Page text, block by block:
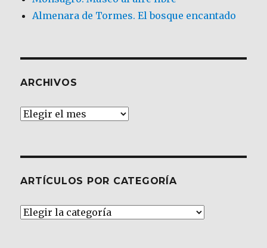
Almenara de Tormes. El bosque encantado
ARCHIVOS
Archivos
ARTÍCULOS POR CATEGORÍA
Artículos